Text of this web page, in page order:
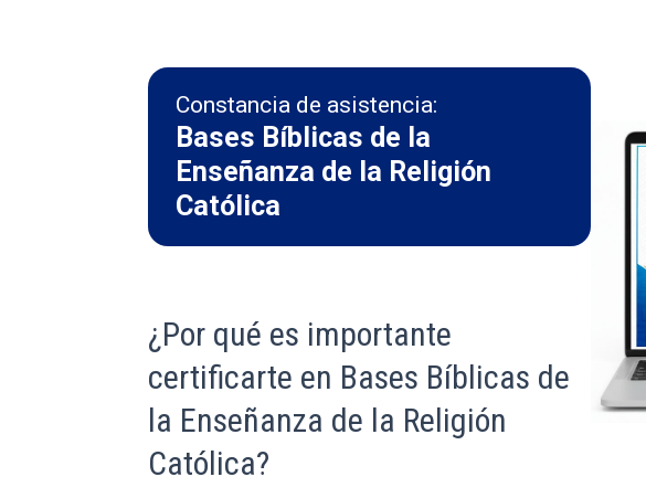
Constancia de asistencia:
Bases Bíblicas de la
Enseñanza de la Religión
Católica
¿Por qué es importante
certificarte en Bases Bíblicas de
la Enseñanza de la Religión
Católica?